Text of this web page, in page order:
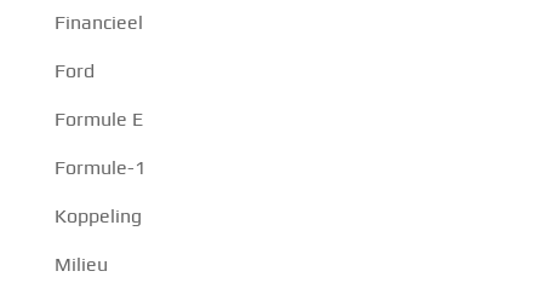
Financieel
Ford
Formule E
Formule-1
Koppeling
Milieu